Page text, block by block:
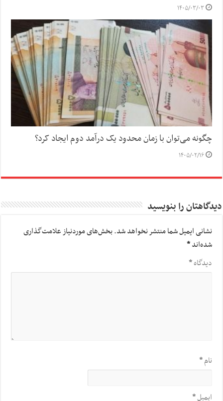
۱۴۰۵/۰۳/۰۳
چگونه می‌توان با زمان محدود یک درآمد دوم ایجاد کرد؟
۱۴۰۵/۰۲/۱۶
دیدگاهتان را بنویسید
نشانی ایمیل شما منتشر نخواهد شد.بخش‌های موردنیاز علامت‌گذاری
شده‌اند*
دیدگاه*
نام*
ایمیل*